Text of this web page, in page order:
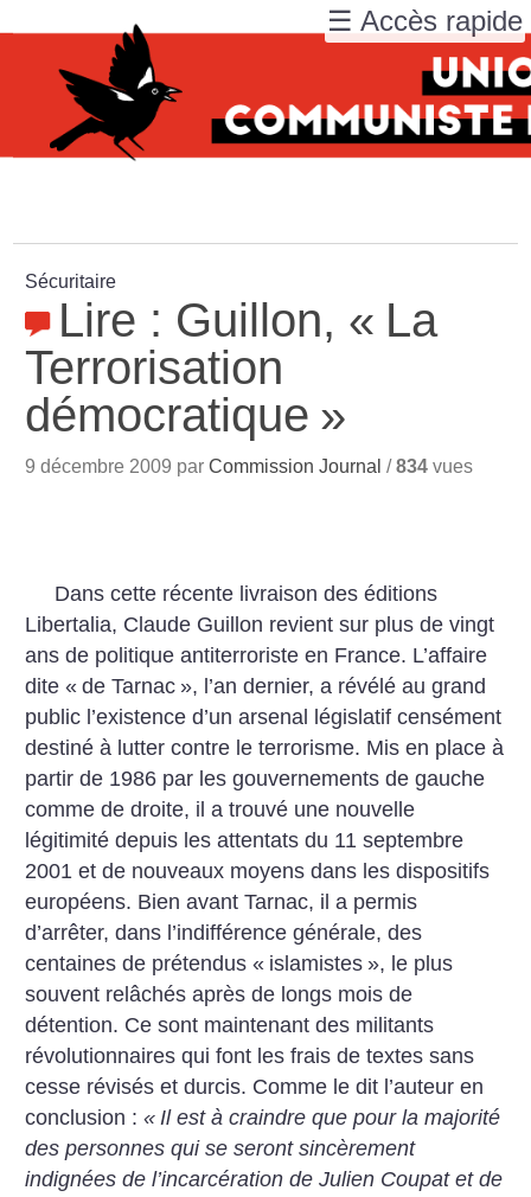
Sécuritaire
Lire : Guillon, « La
Terrorisation
démocratique »
9 décembre 2009 parCommission Journal /834 vues
Dans cette récente livraison des éditions
Libertalia, Claude Guillon revient sur plus de vingt
ans de politique antiterroriste en France. L’affaire
dite « de Tarnac », l’an dernier, a révélé au grand
public l’existence d’un arsenal législatif censément
destiné à lutter contre le terrorisme. Mis en place à
partir de 1986 par les gouvernements de gauche
comme de droite, il a trouvé une nouvelle
légitimité depuis les attentats du 11 septembre
2001 et de nouveaux moyens dans les dispositifs
européens. Bien avant Tarnac, il a permis
d’arrêter, dans l’indifférence générale, des
centaines de prétendus « islamistes », le plus
souvent relâchés après de longs mois de
détention. Ce sont maintenant des militants
révolutionnaires qui font les frais de textes sans
cesse révisés et durcis. Comme le dit l’auteur en
conclusion :« Il est à craindre que pour la majorité
des personnes qui se seront sincèrement
indignées de l’incarcération de Julien Coupat et de
☰ Accès rapide